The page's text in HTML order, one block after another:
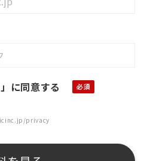
に同意する
privacy